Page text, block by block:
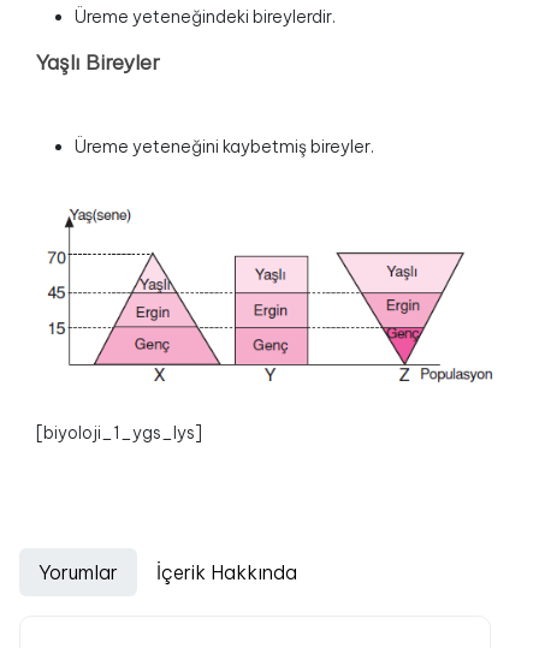
Üreme yeteneğindeki bireylerdir.
Yaşlı Bireyler
Üreme yeteneğini kaybetmiş bireyler.
[biyoloji_1_ygs_lys]
Yorumlar İçerik Hakkında